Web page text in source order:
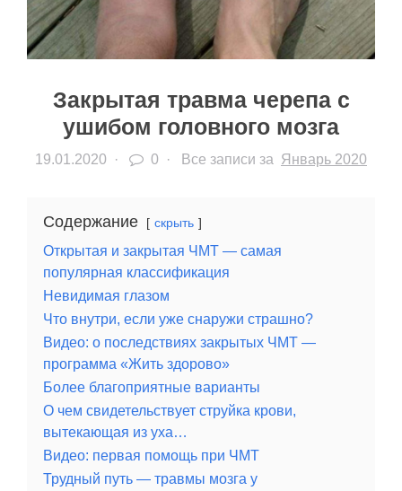
Закрытая травма черепа с
ушибом головного мозга
19.01.2020 · 0 · Все записи за Январь 2020
Содержание скрыть
Открытая и закрытая ЧМТ — самая
популярная классификация
Невидимая глазом
Что внутри, если уже снаружи страшно?
Видео: о последствиях закрытых ЧМТ —
программа «Жить здорово»
Более благоприятные варианты
О чем свидетельствует струйка крови,
вытекающая из уха…
Видео: первая помощь при ЧМТ
Трудный путь — травмы мозга у